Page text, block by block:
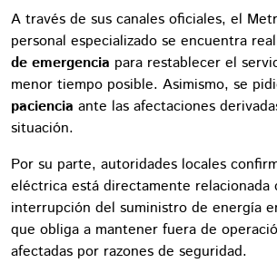
A través de sus canales oficiales, el
personal especializado se encuentra
de emergencia para restablecer el
menor tiempo posible. Asimismo, se
paciencia ante las afectaciones
situación.
Por su parte, autoridades locales
eléctrica está directamente relacionada
interrupción del suministro de energía
que obliga a mantener fuera de
afectadas por razones de seguridad.